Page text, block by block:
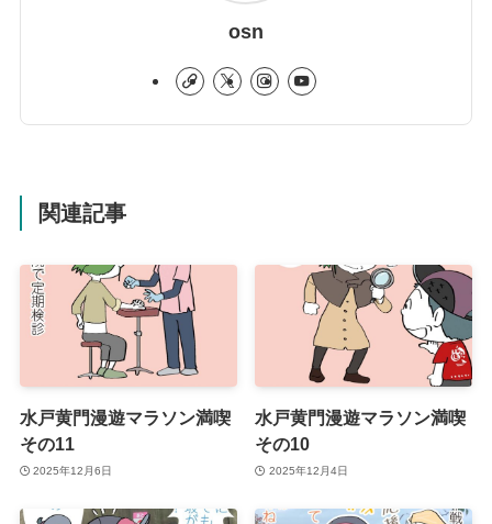
osn
関連記事
水戸黄門漫遊マラソン満喫
その11
2025年12月6日
水戸黄門漫遊マラソン満喫
その10
2025年12月4日